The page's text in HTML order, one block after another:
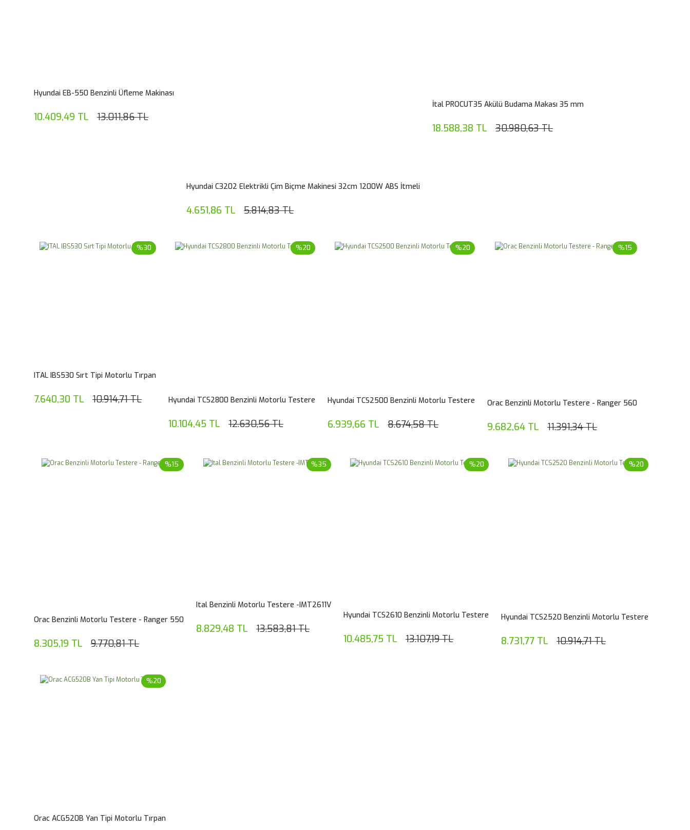
Hyundai EB-550 Benzinli Üfleme Makinası
10.409,49 TL 13.011,86 TL
Hyundai C3202 Elektrikli Çim Biçme Makinesi 32cm 1200W ABS İtmeli
4.651,86 TL 5.814,83 TL
İtal PROCUT35 Akülü Budama Makası 35 mm
18.588,38 TL 30.980,63 TL
%30
ITAL IBS530 Sırt Tipi Motorlu Tırpan
7.640,30 TL 10.914,71 TL
%20
Hyundai TCS2800 Benzinli Motorlu Testere
10.104,45 TL 12.630,56 TL
%20
Hyundai TCS2500 Benzinli Motorlu Testere
6.939,66 TL 8.674,58 TL
%15
Orac Benzinli Motorlu Testere - Ranger 560
9.682,64 TL 11.391,34 TL
%15
Orac Benzinli Motorlu Testere - Ranger 550
8.305,19 TL 9.770,81 TL
%35
Ital Benzinli Motorlu Testere -IMT2611V
8.829,48 TL 13.583,81 TL
%20
Hyundai TCS2610 Benzinli Motorlu Testere
10.485,75 TL 13.107,19 TL
%20
Hyundai TCS2520 Benzinli Motorlu Testere
8.731,77 TL 10.914,71 TL
%20
Orac ACG520B Yan Tipi Motorlu Tırpan